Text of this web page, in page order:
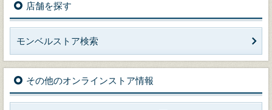
店舗を探す
モンベルストア検索
その他のオンラインストア情報